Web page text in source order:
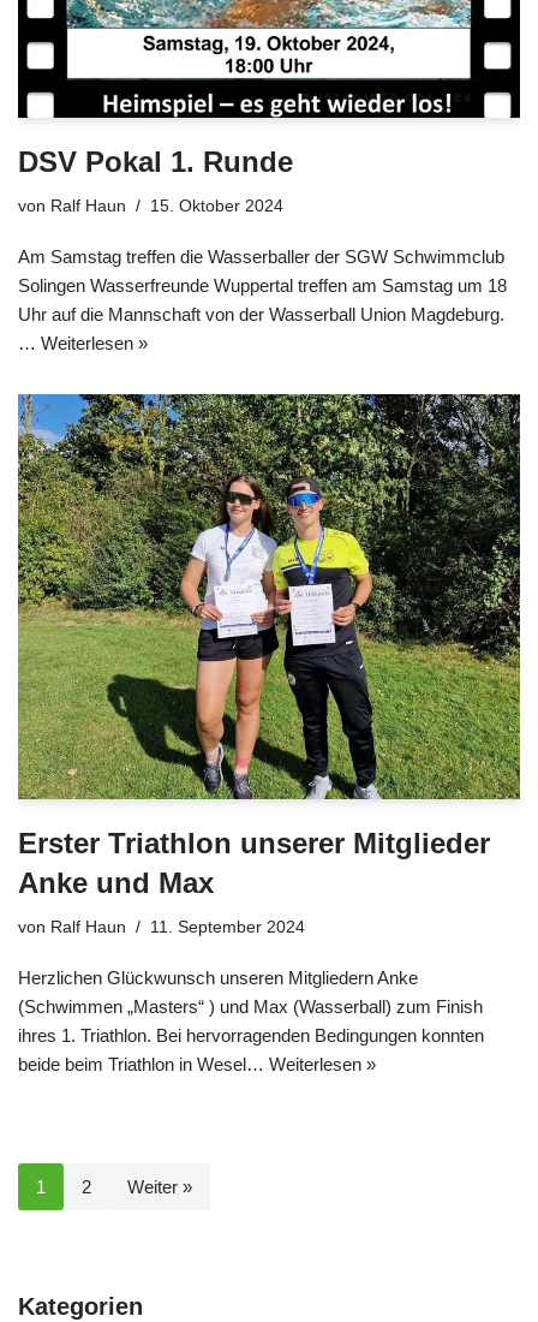
DSV Pokal 1. Runde
von Ralf Haun 15. Oktober 2024
Am Samstag treffen die Wasserballer der SGW Schwimmclub
Solingen Wasserfreunde Wuppertal treffen am Samstag um 18
Uhr auf die Mannschaft von der Wasserball Union Magdeburg.
… Weiterlesen »
Erster Triathlon unserer Mitglieder
Anke und Max
von Ralf Haun 11. September 2024
Herzlichen Glückwunsch unseren Mitgliedern Anke
(Schwimmen „Masters“ ) und Max (Wasserball) zum Finish
ihres 1. Triathlon. Bei hervorragenden Bedingungen konnten
beide beim Triathlon in Wesel… Weiterlesen »
1 2 Weiter »
Kategorien